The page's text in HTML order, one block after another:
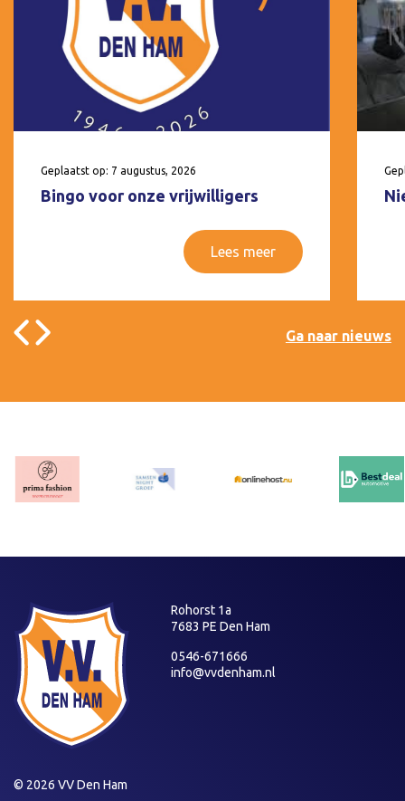
Geplaatst op: 7 augustus, 2026
Bingo voor onze vrijwilligers
Lees meer
Ga naar nieuws
Rohorst 1a
7683 PE Den Ham
0546-671666
info@vvdenham.nl
© 2026 VV Den Ham